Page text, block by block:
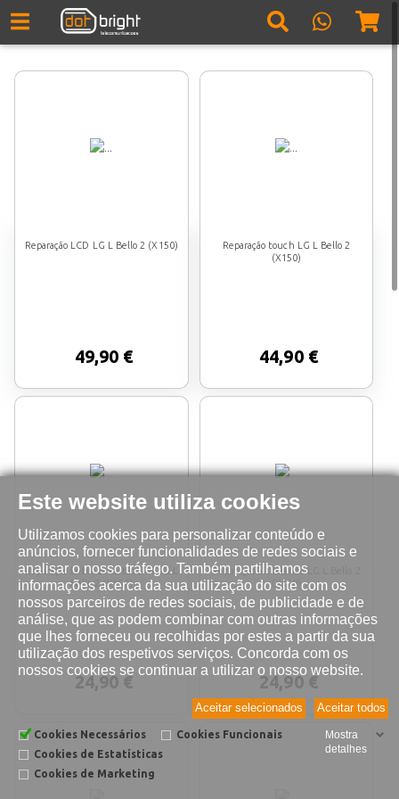
Este website utiliza cookies
Utilizamos cookies para personalizar conteúdo e
anúncios, fornecer funcionalidades de redes sociais e
analisar o nosso tráfego. Também partilhamos
informações acerca da sua utilização do site com os
nossos parceiros de redes sociais, de publicidade e de
análise, que as podem combinar com outras informações
que lhes forneceu ou recolhidas por estes a partir da sua
utilização dos respetivos serviços. Concorda com os
nossos cookies se continuar a utilizar o nosso website.
Aceitar todos
Aceitar selecionados
Cookies Necessários
Cookies Funcionais
Cookies de Estatísticas
Cookies de Marketing
Mostra
detalhes
Reparação LCD LG L Bello 2 (X150)
49,90 €
Reparação touch LG L Bello 2
(X150)
44,90 €
Reparação leitor do cartão SIM LG L
Bello 2 (X150)
24,90 €
Reparação altifalante LG L Bello 2
(X150)
24,90 €